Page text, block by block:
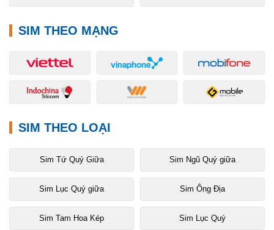
SIM THEO MẠNG
SIM THEO LOẠI
Sim Tứ Quý Giữa Sim Ngũ Quý giữa
Sim Lục Quý giữa Sim Ông Địa
Sim Tam Hoa Kép Sim Lục Quý